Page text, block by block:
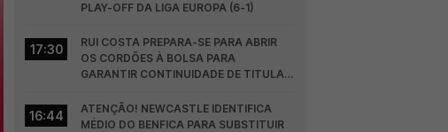
PLAY-OFF DA LIGA EUROPA (6-1)
17:30
RUI COSTA PREPARA-SE PARA ABRIR
OS CORDÕES À BOLSA PARA
GARANTIR CONTINUIDADE DE TITULAR
16:44
ATENÇÃO! NEWCASTLE IDENTIFICA
MÉDIO DO BENFICA PARA SUBSTITUIR